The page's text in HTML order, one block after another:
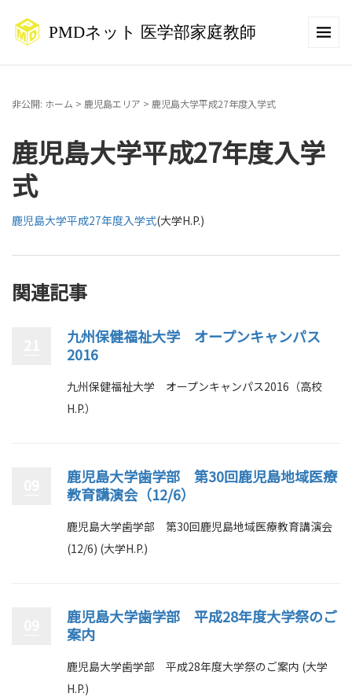
非公開: ホーム > 鹿児島エリア > 鹿児島大学平成27年度入学式
鹿児島大学平成27年度入学
式
鹿児島大学平成27年度入学式(大学H.P.)
関連記事
九州保健福祉大学 オープンキャンパス
2016
九州保健福祉大学 オープンキャンパス2016（高校
H.P.）
鹿児島大学歯学部 第30回鹿児島地域医療
教育講演会（12/6）
鹿児島大学歯学部 第30回鹿児島地域医療教育講演会
(12/6) (大学H.P.)
鹿児島大学歯学部 平成28年度大学祭のご
案内
鹿児島大学歯学部 平成28年度大学祭のご案内 (大学
H.P.)